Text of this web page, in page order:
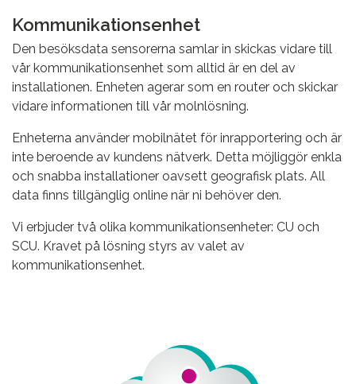
Kommunikationsenhet
Den besöksdata sensorerna samlar in skickas vidare till
vår kommunikationsenhet som alltid är en del av
installationen. Enheten agerar som en router och skickar
vidare informationen till vår molnlösning.
Enheterna använder mobilnätet för inrapportering och är
inte beroende av kundens nätverk. Detta möjliggör enkla
och snabba installationer oavsett geografisk plats. All
data finns tillgänglig online när ni behöver den.
Vi erbjuder två olika kommunikationsenheter: CU och
SCU. Kravet på lösning styrs av valet av
kommunikationsenhet.